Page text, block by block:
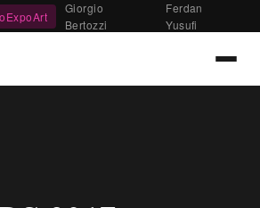
Giorgio
Bertozzi
Ferdan
Yusufi